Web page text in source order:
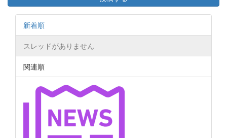
新着順
スレッドがありません
関連順